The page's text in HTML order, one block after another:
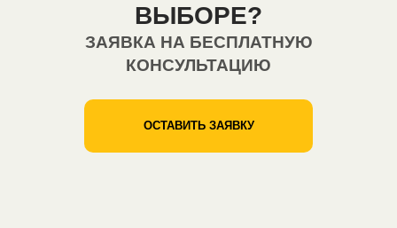
ВЫБОРЕ?
ЗАЯВКА НА БЕСПЛАТНУЮ
КОНСУЛЬТАЦИЮ
ОСТАВИТЬ ЗАЯВКУ